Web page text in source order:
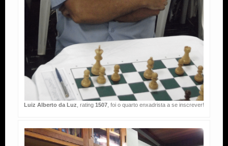
Luiz Alberto da Luz , rating 1507, foi o quarto enxadrista a se inscrever!